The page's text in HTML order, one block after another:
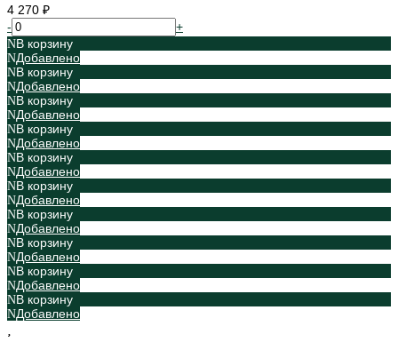
4 270 ₽
-
+
В корзину
Добавлено
В корзину
Добавлено
В корзину
Добавлено
В корзину
Добавлено
В корзину
Добавлено
В корзину
Добавлено
В корзину
Добавлено
В корзину
Добавлено
В корзину
Добавлено
В корзину
Добавлено